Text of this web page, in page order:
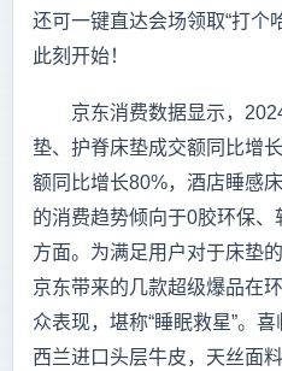
还可一键直达会场领取“打个
此刻开始！
京东消费数据显示，
垫、护脊床垫成交额同比增
额同比增长80%，酒店睡感
的消费趋势倾向于0胶环保
方面。为满足用户对于床垫
京东带来的几款超级爆品在
众表现，堪称“睡眠救星”。
西兰进口头层牛皮，天丝面